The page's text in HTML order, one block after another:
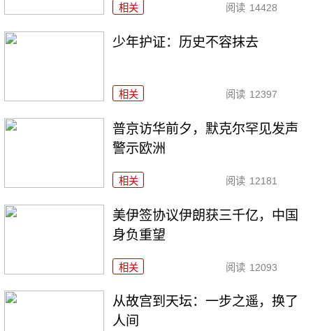
相关 阅读 14428
少年护证：历史不容抹去
相关 阅读 12397
普京访华前夕，默克尔罕见发声
警示欧洲
相关 阅读 12181
美伊签协议伊朗获三千亿，中国
身负重望
相关 阅读 12093
从故宫到天坛：一步之遥，换了
人间